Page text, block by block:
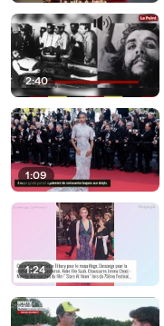
2:40
1:09
1:24